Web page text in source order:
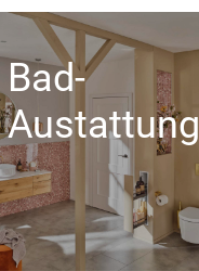
Bad-
Austattung